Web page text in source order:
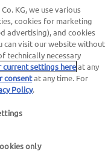
KG, we use various
cookies for marketing
advertising), and cookies
can visit our website without
technically necessary
current settings hereat any
consentat any time. For
Policy.
only